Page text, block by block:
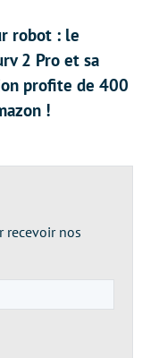
robot : le
2 Pro et sa
profite de 400
!
recevoir nos